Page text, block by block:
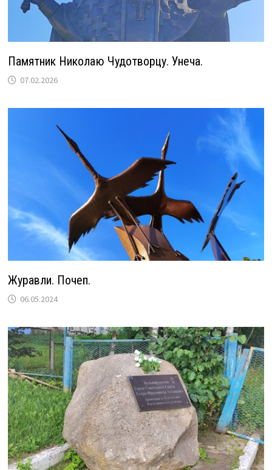
Памятник Николаю Чудотворцу. Унеча.
07.02.2026
Журавли. Почеп.
06.05.2024